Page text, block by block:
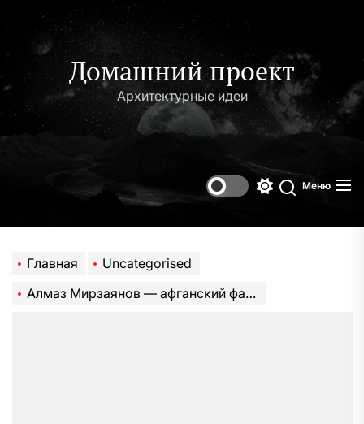
содержимому
Домашний проект
Архитектурные идеи
Поиск
Меню
Главная
Uncategorised
Алмаз Мирзаянов — афганский фармацевт, политический активист и жертва коррупции системы